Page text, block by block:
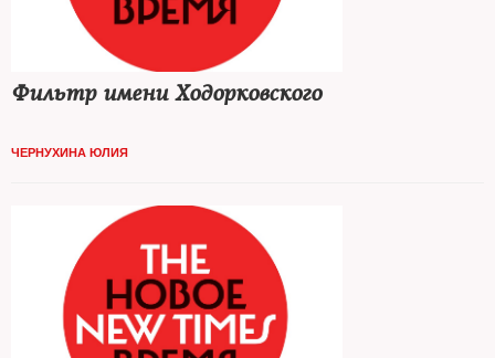
Фильтр имени Ходорковского
ЧЕРНУХИНА ЮЛИЯ